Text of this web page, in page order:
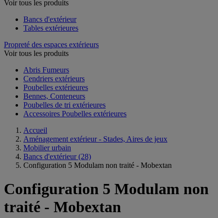
Voir tous les produits
Bancs d'extérieur
Tables extérieures
Propreté des espaces extérieurs
Voir tous les produits
Abris Fumeurs
Cendriers extérieurs
Poubelles extérieures
Bennes, Conteneurs
Poubelles de tri extérieures
Accessoires Poubelles extérieures
Accueil
Aménagement extérieur - Stades, Aires de jeux
Mobilier urbain
Bancs d'extérieur (28)
Configuration 5 Modulam non traité - Mobextan
Configuration 5 Modulam non
traité - Mobextan